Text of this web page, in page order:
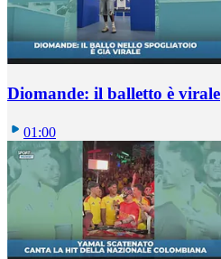
Diomande: il balletto è virale
01:00